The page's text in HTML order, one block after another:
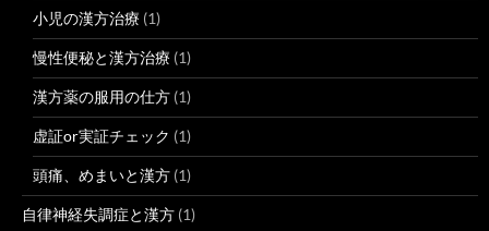
小児の漢方治療 (1)
慢性便秘と漢方治療 (1)
漢方薬の服用の仕方 (1)
虚証or実証チェック (1)
頭痛、めまいと漢方 (1)
自律神経失調症と漢方 (1)